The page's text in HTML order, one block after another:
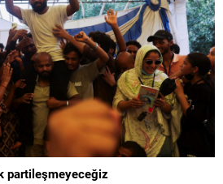
partileşmeyeceğiz